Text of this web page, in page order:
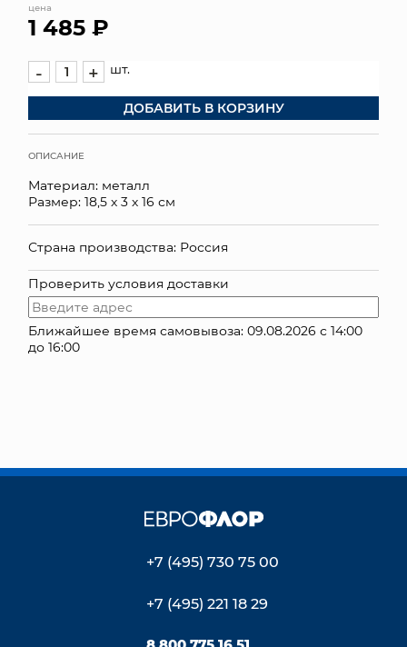
ПОДАРОЧНЫЕ КАРТЫ
ОПТОВЫМ КЛИЕНТАМ
ДОСТАВКА И ОПЛАТА
цена
1 485 ₽
- + шт.
ДОБАВИТЬ В КОРЗИНУ
ОПИСАНИЕ
Материал: металл
Размер: 18,5 х 3 х 16 см
Страна производства: Россия
Проверить условия доставки
Ближайшее время самовывоза: 09.08.2026 с 14:00
до 16:00
+7 (495) 730 75 00
+7 (495) 221 18 29